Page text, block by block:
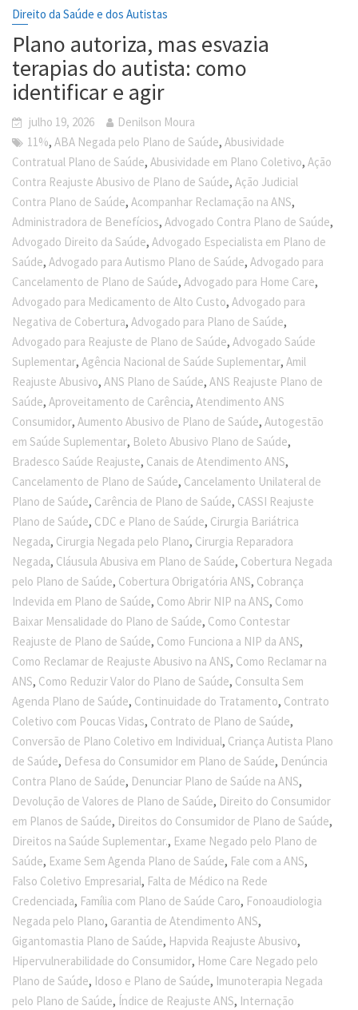
Direito da Saúde e dos Autistas
Plano autoriza, mas esvazia
terapias do autista: como
identificar e agir
julho 19, 2026
Denilson Moura
11%,ABA Negada pelo Plano de Saúde,Abusividade
Contratual Plano de Saúde,Abusividade em Plano Coletivo,Ação
Contra Reajuste Abusivo de Plano de Saúde,Ação Judicial
Contra Plano de Saúde,Acompanhar Reclamação na ANS,
Administradora de Benefícios,Advogado Contra Plano de Saúde,
Advogado Direito da Saúde,Advogado Especialista em Plano de
Saúde,Advogado para Autismo Plano de Saúde,Advogado para
Cancelamento de Plano de Saúde,Advogado para Home Care,
Advogado para Medicamento de Alto Custo,Advogado para
Negativa de Cobertura,Advogado para Plano de Saúde,
Advogado para Reajuste de Plano de Saúde,Advogado Saúde
Suplementar,Agência Nacional de Saúde Suplementar,Amil
Reajuste Abusivo,ANS Plano de Saúde,ANS Reajuste Plano de
Saúde,Aproveitamento de Carência,Atendimento ANS
Consumidor,Aumento Abusivo de Plano de Saúde,Autogestão
em Saúde Suplementar, Boleto Abusivo Plano de Saúde,
Bradesco Saúde Reajuste, Canais de Atendimento ANS,
Cancelamento de Plano de Saúde, Cancelamento Unilateral de
Plano de Saúde, Carência de Plano de Saúde, CASSI Reajuste
Plano de Saúde, CDC e Plano de Saúde, Cirurgia Bariátrica
Negada, Cirurgia Negada pelo Plano, Cirurgia Reparadora
Negada, Cláusula Abusiva em Plano de Saúde, Cobertura Negada
pelo Plano de Saúde, Cobertura Obrigatória ANS, Cobrança
Indevida em Plano de Saúde, Como Abrir NIP na ANS, Como
Baixar Mensalidade do Plano de Saúde, Como Contestar
Reajuste de Plano de Saúde, Como Funciona a NIP da ANS,
Como Reclamar de Reajuste Abusivo na ANS, Como Reclamar na
ANS, Como Reduzir Valor do Plano de Saúde, Consulta Sem
Agenda Plano de Saúde, Continuidade do Tratamento, Contrato
Coletivo com Poucas Vidas, Contrato de Plano de Saúde,
Conversão de Plano Coletivo em Individual, Criança Autista Plano
de Saúde, Defesa do Consumidor em Plano de Saúde, Denúncia
Contra Plano de Saúde, Denunciar Plano de Saúde na ANS,
Devolução de Valores de Plano de Saúde, Direito do Consumidor
em Planos de Saúde, Direitos do Consumidor de Plano de Saúde,
Direitos na Saúde Suplementar., Exame Negado pelo Plano de
Saúde, Exame Sem Agenda Plano de Saúde, Fale com a ANS,
Falso Coletivo Empresarial, Falta de Médico na Rede
Credenciada, Família com Plano de Saúde Caro, Fonoaudiologia
Negada pelo Plano, Garantia de Atendimento ANS,
Gigantomastia Plano de Saúde, Hapvida Reajuste Abusivo,
Hipervulnerabilidade do Consumidor, Home Care Negado pelo
Plano de Saúde, Idoso e Plano de Saúde, Imunoterapia Negada
pelo Plano de Saúde, Índice de Reajuste ANS, Internação